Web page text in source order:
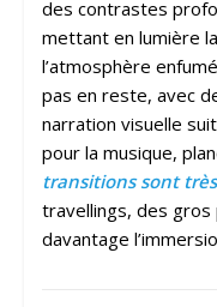
des contrastes
mettant en lumière
l’atmosphère
pas en reste, avec
narration visuelle
pour la musique,
transitions sont
travellings, des gros
davantage